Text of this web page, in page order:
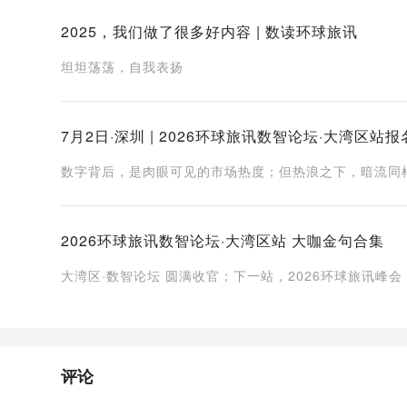
2025，我们做了很多好内容 | 数读环球旅讯
坦坦荡荡，自我表扬
7月2日·深圳 | 2026环球旅讯数智论坛·大湾区站报
数字背后，是肉眼可见的市场热度；但热浪之下，暗流同
2026环球旅讯数智论坛·大湾区站 大咖金句合集
大湾区·数智论坛 圆满收官；下一站，2026环球旅讯峰会
评论